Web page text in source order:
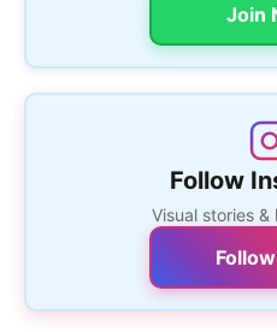
Join
Follow
Visual stories